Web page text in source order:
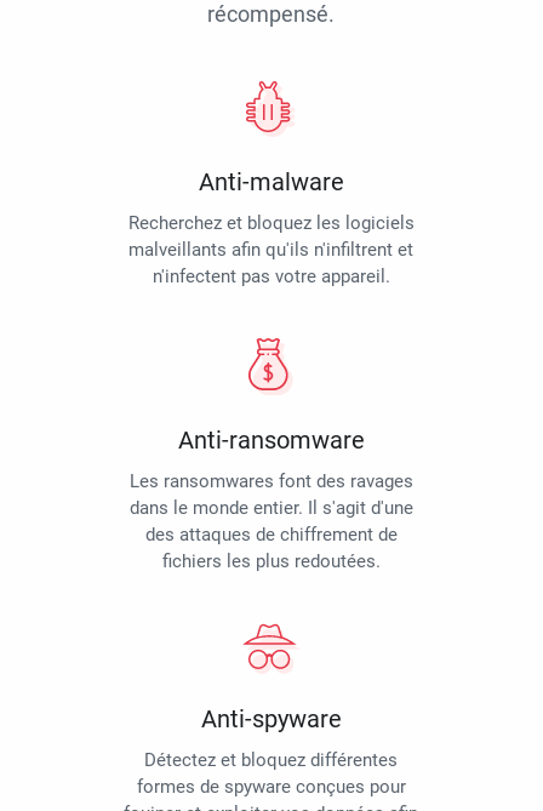
récompensé.
Anti-malware
Recherchez et bloquez les logiciels
malveillants afin qu'ils n'infiltrent et
n'infectent pas votre appareil.
Anti-ransomware
Les ransomwares font des ravages
dans le monde entier. Il s'agit d'une
des attaques de chiffrement de
fichiers les plus redoutées.
Anti-spyware
Détectez et bloquez différentes
formes de spyware conçues pour